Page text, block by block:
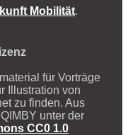
Mobilität.
für Vorträge
Illustration von
zu finden. Aus
unter der
CC0 1.0